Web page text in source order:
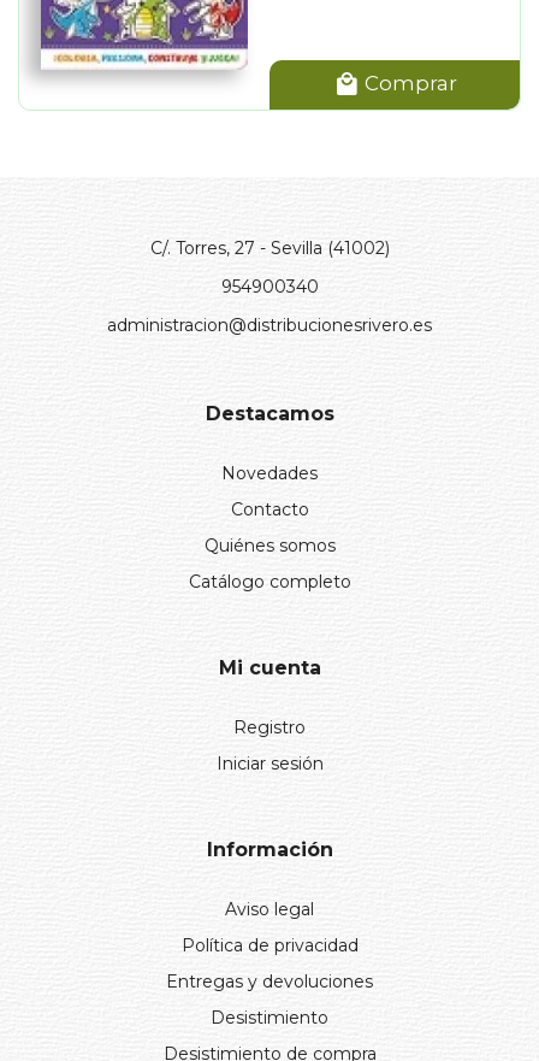
Comprar
C/. Torres, 27 - Sevilla (41002)
954900340
administracion@distribucionesrivero.es
Destacamos
Novedades
Contacto
Quiénes somos
Catálogo completo
Mi cuenta
Registro
Iniciar sesión
Información
Aviso legal
Política de privacidad
Entregas y devoluciones
Desistimiento
Desistimiento de compra